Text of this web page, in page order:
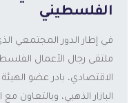
الفلسطيني
في إطار الدور المجتمعي
ملتقى رجال الأعمال
الاقتصادي، بادر عضو
البازار الذهبي، وبالتعاون